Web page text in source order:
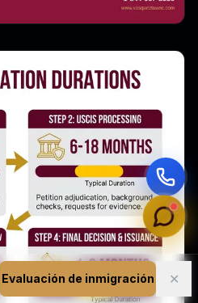
Evaluación de inmigración ✕